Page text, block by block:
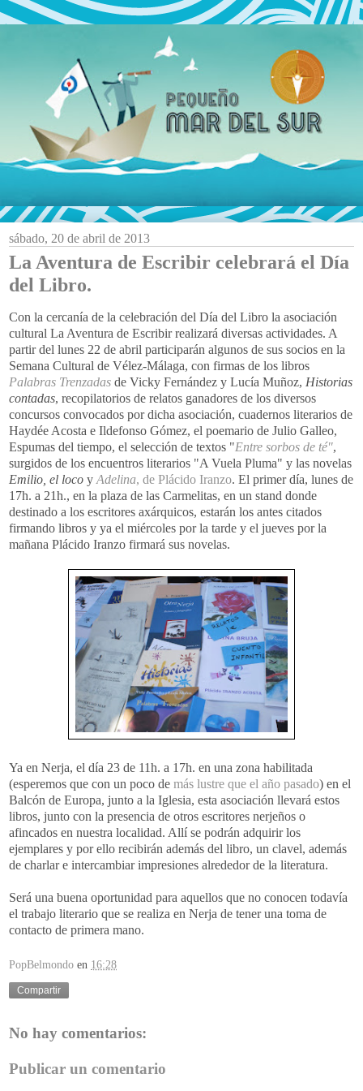
sábado, 20 de abril de 2013
La Aventura de Escribir celebrará el Día
del Libro.
Con la cercanía de la celebración del Día del Libro la asociación
cultural La Aventura de Escribir realizará diversas actividades. A
partir del lunes 22 de abril participarán algunos de sus socios en la
Semana Cultural de Vélez-Málaga, con firmas de los libros
Palabras Trenzadas de Vicky Fernández y Lucía Muñoz, Historias
contadas, recopilatorios de relatos ganadores de los diversos
concursos convocados por dicha asociación, cuadernos literarios de
Haydée Acosta e Ildefonso Gómez, el poemario de Julio Galleo,
Espumas del tiempo, el selección de textos "Entre sorbos de té",
surgidos de los encuentros literarios "A Vuela Pluma" y las novelas
Emilio, el loco y Adelina, de Plácido Iranzo. El primer día, lunes de
17h. a 21h., en la plaza de las Carmelitas, en un stand donde
destinado a los escritores axárquicos, estarán los antes citados
firmando libros y ya el miércoles por la tarde y el jueves por la
mañana Plácido Iranzo firmará sus novelas.
Ya en Nerja, el día 23 de 11h. a 17h. en una zona habilitada
(esperemos que con un poco de más lustre que el año pasado) en el
Balcón de Europa, junto a la Iglesia, esta asociación llevará estos
libros, junto con la presencia de otros escritores nerjeños o
afincados en nuestra localidad. Allí se podrán adquirir los
ejemplares y por ello recibirán además del libro, un clavel, además
de charlar e intercambiar impresiones alrededor de la literatura.
Será una buena oportunidad para aquellos que no conocen todavía
el trabajo literario que se realiza en Nerja de tener una toma de
contacto de primera mano.
PopBelmondo en 16:28
Compartir
No hay comentarios:
Publicar un comentario